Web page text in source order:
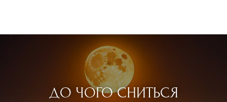
ДО ЧОГО СНИТЬСЯ